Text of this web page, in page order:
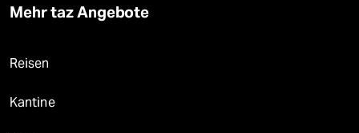
Mehr taz Angebote
Reisen
Kantine